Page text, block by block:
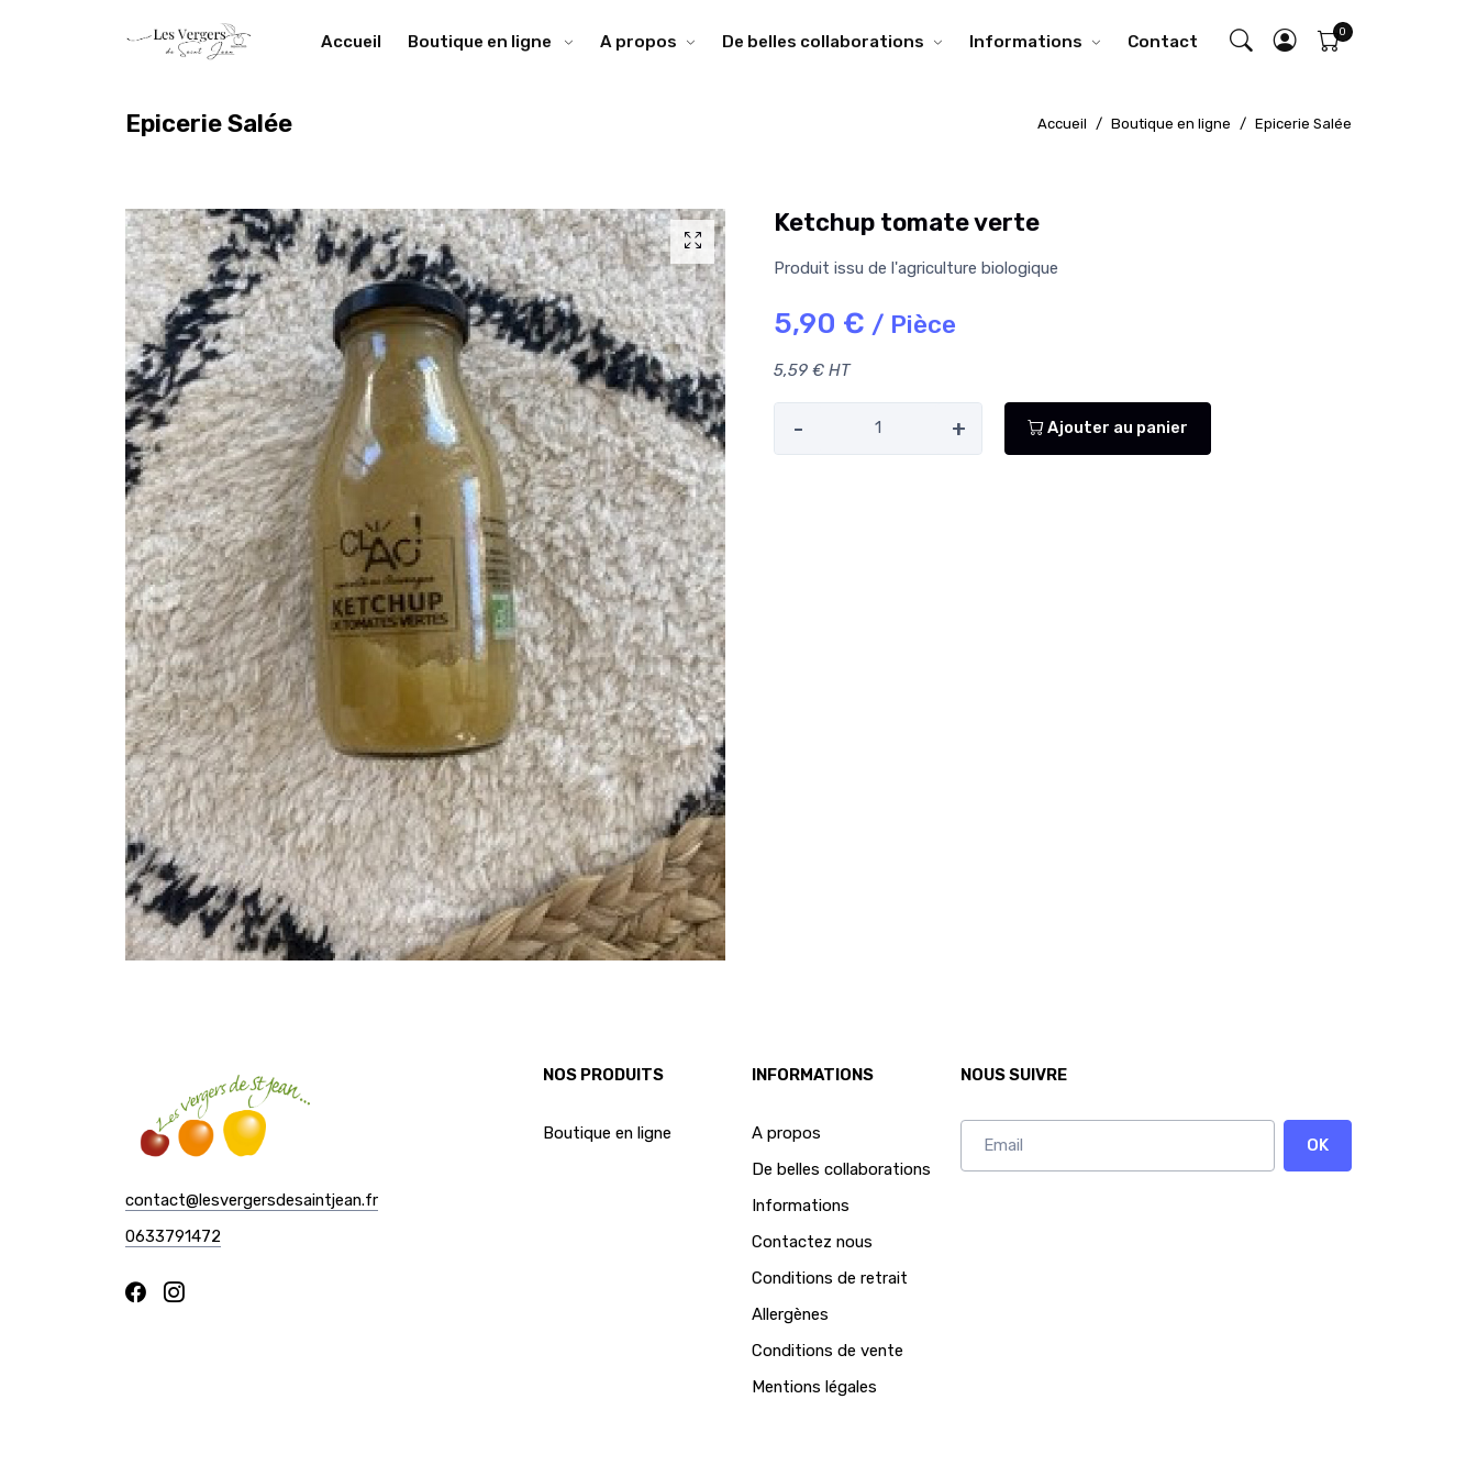
Accueil Boutique en ligne A propos De belles collaborations Informations Contact
Epicerie Salée Accueil Boutique en ligne Epicerie Salée
Ketchup tomate verte
Produit issu de l'agriculture biologique
5,90 € / Pièce
5,59 € HT
- + Ajouter au panier
contact@lesvergersdesaintjean.fr
0633791472
NOS PRODUITS
Boutique en ligne
INFORMATIONS
A propos
De belles collaborations
Informations
Contactez nous
Conditions de retrait
Allergènes
Conditions de vente
Mentions légales
NOUS SUIVRE
OK